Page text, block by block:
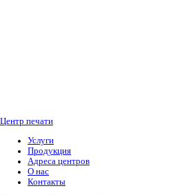
Центр печати
Услуги
Продукция
Адреса центров
О нас
Контакты